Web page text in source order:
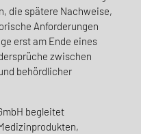
die spätere Nachweise,
Anforderungen
erst am Ende eines
zwischen
behördlicher
begleitet